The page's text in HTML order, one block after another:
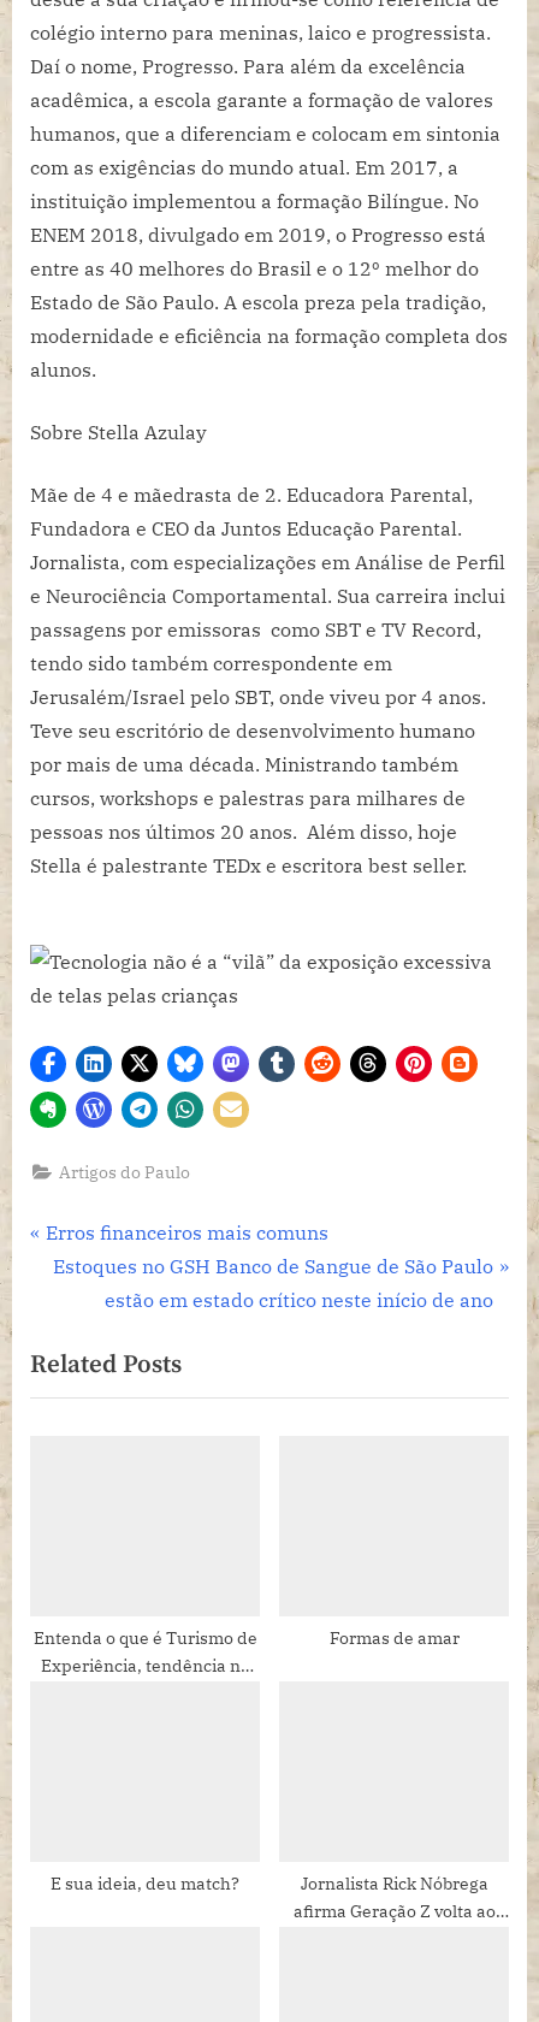
colégio interno para meninas, laico e progressista.
Daí o nome, Progresso. Para além da excelência
acadêmica, a escola garante a formação de valores
humanos, que a diferenciam e colocam em sintonia
com as exigências do mundo atual. Em 2017, a
instituição implementou a formação Bilíngue. No
ENEM 2018, divulgado em 2019, o Progresso está
entre as 40 melhores do Brasil e o 12º melhor do
Estado de São Paulo. A escola preza pela tradição,
modernidade e eficiência na formação completa dos
alunos.
Sobre Stella Azulay
Mãe de 4 e mãedrasta de 2. Educadora Parental,
Fundadora e CEO da Juntos Educação Parental.
Jornalista, com especializações em Análise de Perfil
e Neurociência Comportamental. Sua carreira inclui
passagens por emissoras como SBT e TV Record,
tendo sido também correspondente em
Jerusalém/Israel pelo SBT, onde viveu por 4 anos.
Teve seu escritório de desenvolvimento humano
por mais de uma década. Ministrando também
cursos, workshops e palestras para milhares de
pessoas nos últimos 20 anos. Além disso, hoje
Stella é palestrante TEDx e escritora best seller.
Artigos do Paulo
Navegação
P
i
o
:
Erros financeiros mais comuns
N
t
P
Estoques no GSH Banco de Sangue de São Paulo
estão em estado crítico neste início de ano
Related Posts
Entenda o que é Turismo de
Experiência, tendência no
Formas de amar
E sua ideia, deu match?
Jornalista Rick Nóbrega
afirma Geração Z volta ao